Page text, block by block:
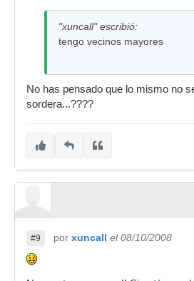
"xuncall" escribió:
tengo vecinos mayores
No has pensado que lo mismo no
sordera...????
#9 por xuncall el 08/10/2008